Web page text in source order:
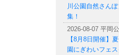
川公園自然さん
集！
2026-08-07 平岡
【8月8日開催】
園にぎわいフェ